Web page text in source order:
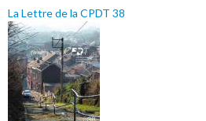
La Lettre de la CPDT 38